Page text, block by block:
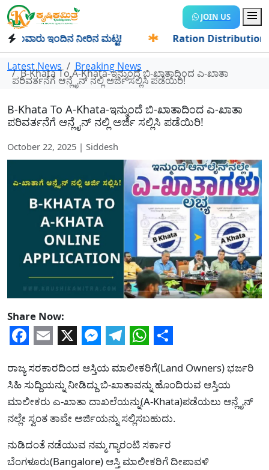
JOIN US
ಇಂದಿನ ನೀರಿನ ಮಟ್ಟ! ✱ Ration Distribution-
Latest News Breaking News
B-Khata To A-Khata-ಇನ್ಮುಂದೆ ಬಿ-ಖಾತಾದಿಂದ ಎ-ಖಾತಾ
ಪರಿವರ್ತನೆಗೆ ಆನ್ಲೈನ್ ನಲ್ಲಿ ಅರ್ಜಿ ಸಲ್ಲಿಸಿ ಪಡೆಯಿರಿ!
B-Khata To A-Khata-ಇನ್ಮುಂದೆ ಬಿ-ಖಾತಾದಿಂದ ಎ-ಖಾತಾ
ಪರಿವರ್ತನೆಗೆ ಆನ್ಲೈನ್ ನಲ್ಲಿ ಅರ್ಜಿ ಸಲ್ಲಿಸಿ ಪಡೆಯಿರಿ!
October 22, 2025 | Siddesh
Share Now:
Facebook
Email
X Messenger
Telegram
WhatsApp
Share
ರಾಜ್ಯ ಸರಕಾರದಿಂದ ಆಸ್ತಿಯ ಮಾಲೀಕರಿಗೆ(Land Owners) ಭರ್ಜರಿ
ಸಿಹಿ ಸುದ್ದಿಯನ್ನು ನೀಡಿದ್ದು ಬಿ-ಖಾತಾವನ್ನು ಹೊಂದಿರುವ ಆಸ್ತಿಯ
ಮಾಲೀಕರು ಎ-ಖಾತಾ ದಾಖಲೆಯನ್ನು(A-Khata)ಪಡೆಯಲು ಆನ್ಲೈನ್
ನಲ್ಲೇ ಸ್ವಂತ ತಾವೇ ಅರ್ಜಿಯನ್ನು ಸಲ್ಲಿಸಬಹುದು.
ನುಡಿದಂತೆ ನಡೆಯುವ ನಮ್ಮ ಗ್ಯಾರಂಟಿ ಸರ್ಕಾರ
ಬೆಂಗಳೂರು(Bangalore) ಆಸ್ತಿ ಮಾಲೀಕರಿಗೆ ದೀಪಾವಳಿ